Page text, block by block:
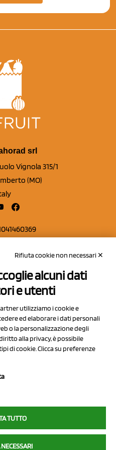
srl
Vignola 315/1
(MO)
50.000,00 i.v.
Policy
Policy
- All rights reserved
diNCX DRAHORAD
Rifiuta cookie non necessari ✕
alcuni dati
e utenti
utilizziamo i cookie e
ed elaborare i dati personali
o la personalizzazione degli
alla privacy, è possibile
di cookie. Clicca su preferenze
TUTTO